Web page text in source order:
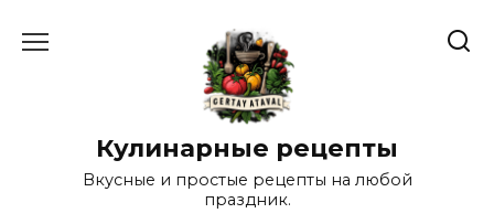
Кулинарные рецепты
Вкусные и простые рецепты на любой
праздник.